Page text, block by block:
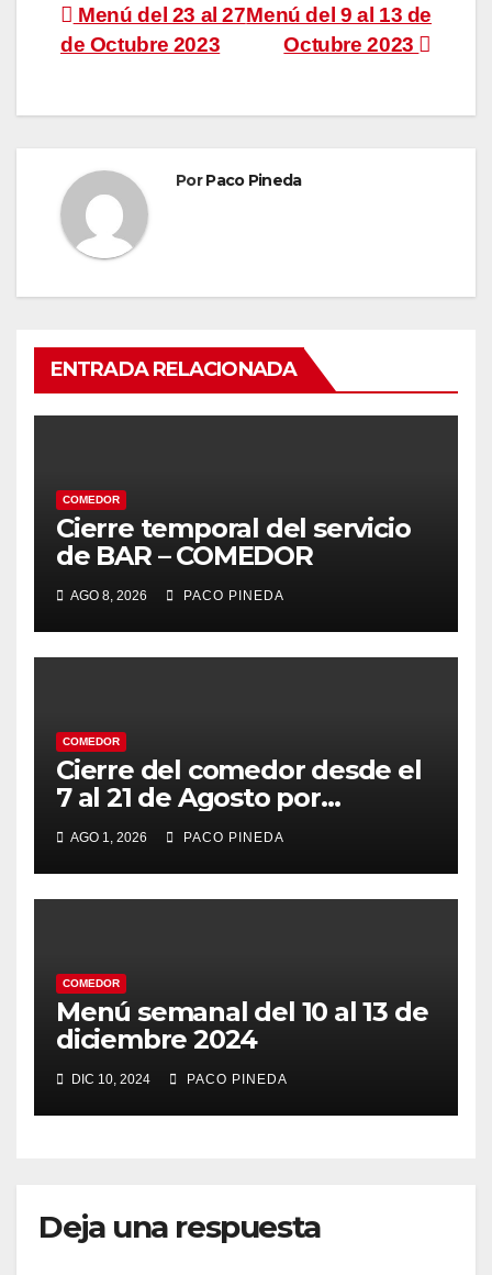
Navegación
de
entradas
Menú del 9 al 13 de
Octubre 2023
Menú del 23 al 27
de Octubre 2023
PorPaco Pineda
ENTRADA RELACIONADA
COMEDOR
Cierre temporal del servicio
de BAR – COMEDOR
AGO 8, 2026 PACO PINEDA
COMEDOR
Cierre del comedor desde el
7 al 21 de Agosto por
vacaciones
AGO 1, 2026 PACO PINEDA
COMEDOR
Menú semanal del 10 al 13 de
diciembre 2024
DIC 10, 2024 PACO PINEDA
Deja una respuesta